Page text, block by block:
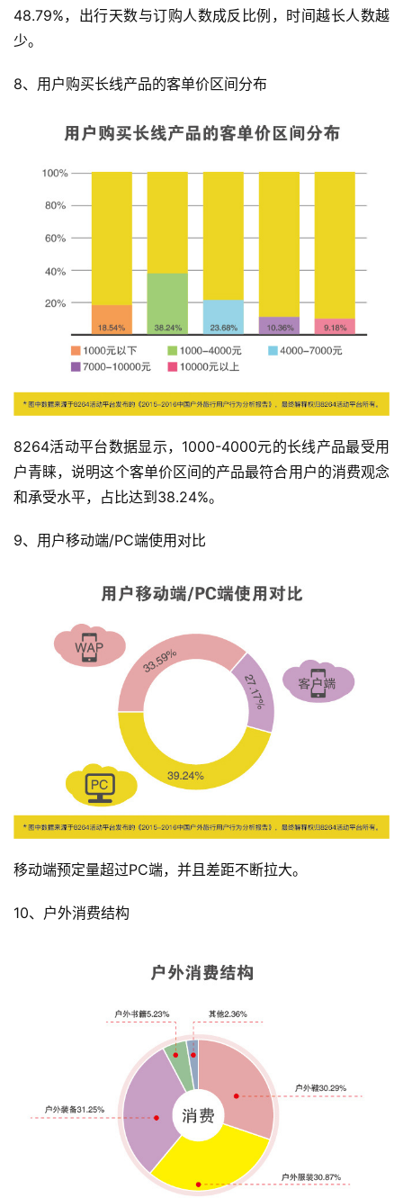
观
选
运
集
48.79%，出行天数与订购人数成反比例，时间越长人数越
少。
8、用户购买长线产品的客单价区间分布
8264活动平台数据显示，1000-4000元的长线产品最受用
户青睐，说明这个客单价区间的产品最符合用户的消费观念
和承受水平，占比达到38.24%。
9、用户移动端/PC端使用对比
移动端预定量超过PC端，并且差距不断拉大。
10、户外消费结构